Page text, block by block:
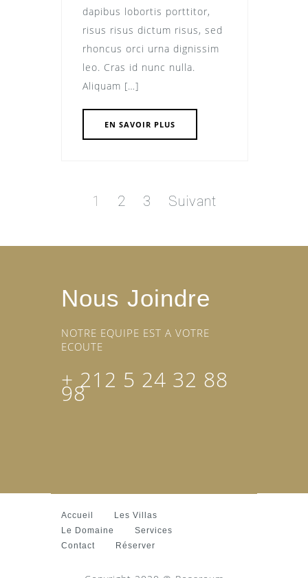
dapibus lobortis porttitor,
risus risus dictum risus, sed
rhoncus orci urna dignissim
leo. Cras id nunc nulla.
Aliquam […]
EN SAVOIR PLUS
Page
1 Page
2 Page
3 Suivant
Nous Joindre
NOTRE EQUIPE EST A VOTRE
ECOUTE
+ 212 5 24 32 88
98
Accueil
Les Villas
Le Domaine
Services
Contact
Réserver